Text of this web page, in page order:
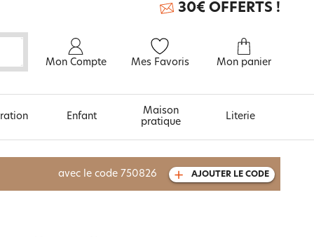
Mon Compte Mes Favoris Mon panier
30€ OFFERTS !
À découvrir aussi
Enfant
Maison
pratique
Literie
avec le code 750826 AJOUTER LE CODE